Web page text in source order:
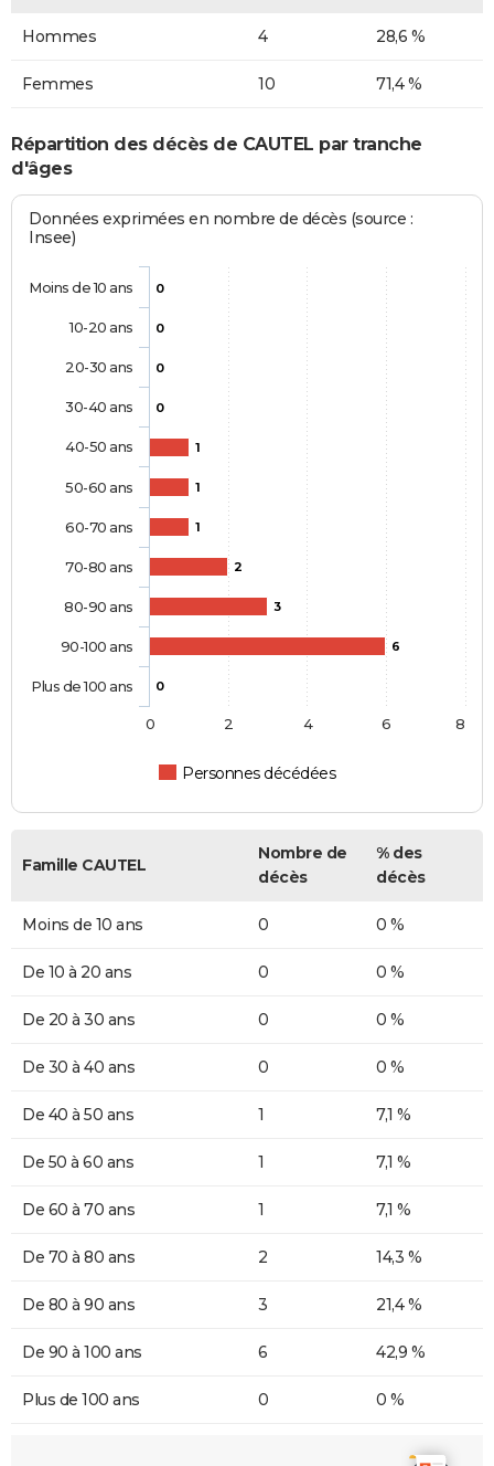
Hommes 4 28,6 %
Femmes 10 71,4 %
Répartition des décès de CAUTEL par tranche
d'âges
Données exprimées en nombre de décès (source :
Insee)
0
0
0
0
1
1
1
2
3
6
0
Personnes décédées
Moins de 10 ans
10-20 ans
20-30 ans
30-40 ans
40-50 ans
50-60 ans
60-70 ans
70-80 ans
80-90 ans
90-100 ans
Plus de 100 ans
0 2 4 6 8
Famille CAUTEL
Nombre de
décès
% des
décès
Moins de 10 ans 0 0 %
De 10 à 20 ans 0 0 %
De 20 à 30 ans 0 0 %
De 30 à 40 ans 0 0 %
De 40 à 50 ans 1 7,1 %
De 50 à 60 ans 1 7,1 %
De 60 à 70 ans 1 7,1 %
De 70 à 80 ans 2 14,3 %
De 80 à 90 ans 3 21,4 %
De 90 à 100 ans 6 42,9 %
Plus de 100 ans 0 0 %